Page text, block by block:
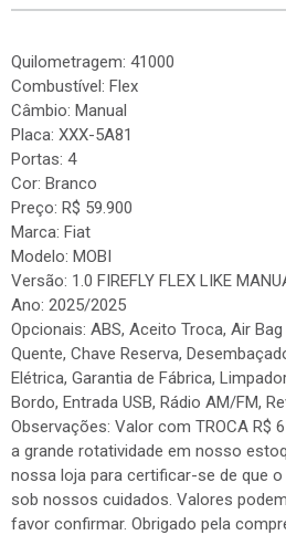
Quilometragem: 41000
Combustível: Flex
Câmbio: Manual
Placa: XXX-5A81
Portas: 4
Cor: Branco
Preço: R$ 59.900
Marca: Fiat
Modelo: MOBI
Versão: 1.0 FIREFLY FLEX LIKE
Ano: 2025/2025
Opcionais: ABS, Aceito Troca, Air
Quente, Chave Reserva,
Elétrica, Garantia de Fábrica,
Bordo, Entrada USB, Rádio AM/FM,
Observações: Valor com TROCA R$
a grande rotatividade em nosso
nossa loja para certificar-se de que
sob nossos cuidados. Valores
favor confirmar. Obrigado pela